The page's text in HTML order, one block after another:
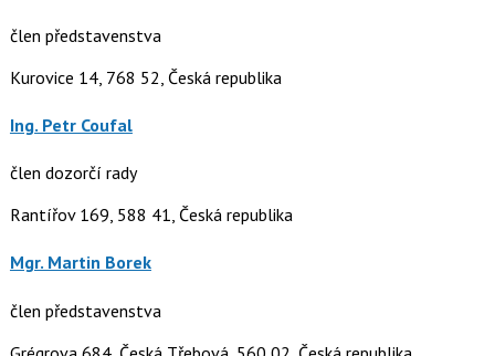
člen představenstva
Kurovice 14, 768 52, Česká republika
Ing. Petr Coufal
člen dozorčí rady
Rantířov 169, 588 41, Česká republika
Mgr. Martin Borek
člen představenstva